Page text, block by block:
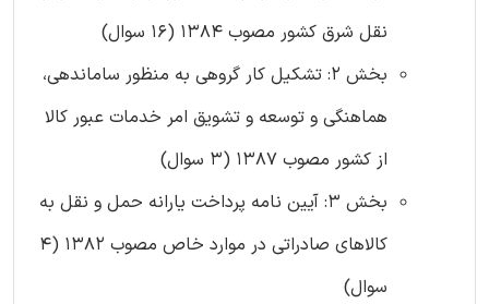
نقل شرق کشور مصوب 1384 (16 سوال)
بخش 2: تشکیل کار گروهی به منظور ساماندهی،
هماهنگی و توسعه و تشویق امر خدمات عبور کالا
از کشور مصوب 1387 (3 سوال)
بخش 3: آیین نامه پرداخت یارانه حمل و نقل به
کالاهای صادراتی در موارد خاص مصوب 1382 (4
سوال)